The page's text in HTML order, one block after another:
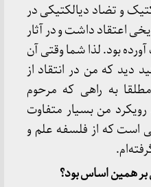
و تضاد دیالکتیکی در
اعتقاد داشت و در آثار
بود. لذا شما وقتی آن
دید که من در انتقاد از
به راهی که مرحوم
من بسیار متفاوت
است که از فلسفه علم و
همین اساس بود؟